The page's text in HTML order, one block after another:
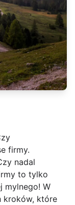
firmy.
nadal
to tylko
mylnego! W
kroków, które